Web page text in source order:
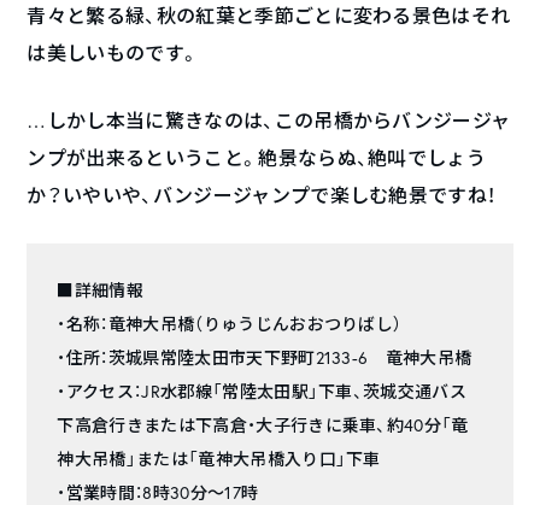
青々と繁る緑、秋の紅葉と季節ごとに変わる景色はそれ
は美しいものです。
…しかし本当に驚きなのは、この吊橋からバンジージャ
ンプが出来るということ。絶景ならぬ、絶叫でしょう
か？いやいや、バンジージャンプで楽しむ絶景ですね！
■詳細情報
・名称：竜神大吊橋（りゅうじんおおつりばし）
・住所：茨城県常陸太田市天下野町2133-6 竜神大吊橋
・アクセス：JR水郡線「常陸太田駅」下車、茨城交通バス
下高倉行きまたは下高倉・大子行きに乗車、約40分「竜
神大吊橋」または「竜神大吊橋入り口」下車
・営業時間：8時30分～17時